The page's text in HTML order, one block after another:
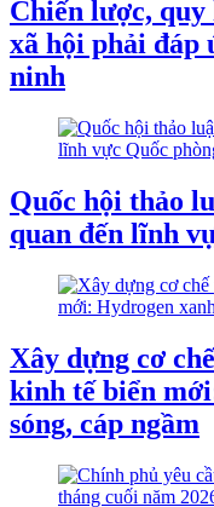
Chiến lược,
xã hội phải đáp
ninh
Quốc hội thảo
quan đến lĩnh
Xây dựng cơ
kinh tế biển
sóng, cáp ngầm